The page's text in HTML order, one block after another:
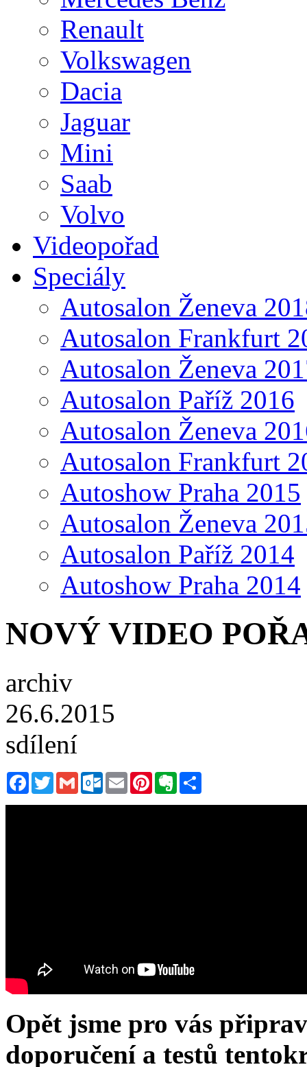
Renault
Volkswagen
Dacia
Jaguar
Mini
Saab
Volvo
Videopořad
Speciály
Autosalon Ženeva
Autosalon Frankfurt
Autosalon Ženeva
Autosalon Paříž 2016
Autosalon Ženeva
Autosalon Frankfurt
Autoshow Praha 2015
Autosalon Ženeva
Autosalon Paříž 2014
Autoshow Praha 2014
NOVÝ VIDEO
archiv
26.6.2015
sdílení
FacebookTwitterGmail Outlook.com
Email PinterestEvernote
Opět jsme pro vás
doporučení a testů